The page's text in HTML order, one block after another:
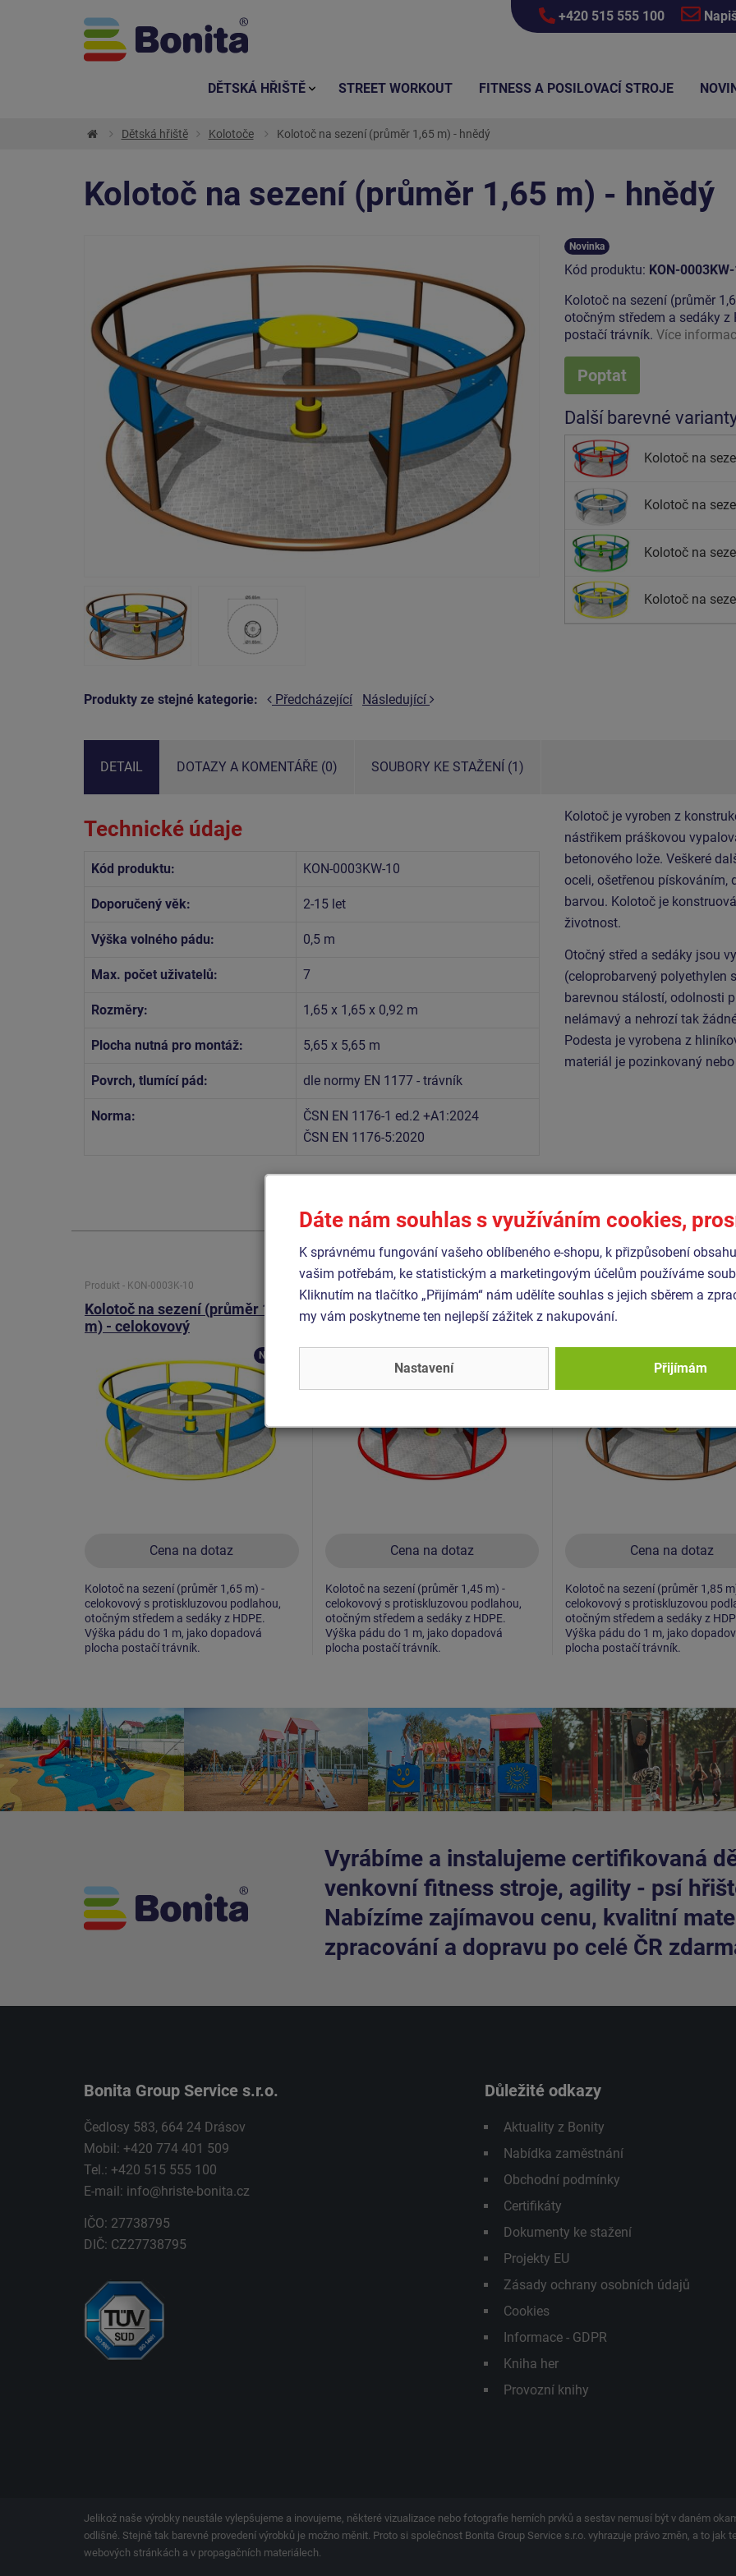
+420 515 555 100
Dětská hřiště Kolotoče Kolotoč na sezení (průměr 1,65 m) - hnědý
Kolotoč na sezení (průměr 1,65 m) - hnědý
Produkty ze stejné kategorie: Předcházející Následující
Novinka
Kód produktu: KON-
Kolotoč na sezení (průměr
otočným středem a sedáky z
postačí trávník. Více
Poptat
Další barevné
Kolotoč na
Kolotoč na
Kolotoč na
Kolotoč na
DETAIL DOTAZY A KOMENTÁŘE (0) SOUBORY KE STAŽENÍ (1)
Technické údaje
Kód produktu: KON-0003KW-10
Doporučený věk: 2-15 let
Výška volného pádu: 0,5 m
Max. počet uživatelů: 7
Rozměry: 1,65 x 1,65 x 0,92 m
Plocha nutná pro montáž: 5,65 x 5,65 m
Povrch, tlumící pád: dle normy EN 1177 - trávník
Norma:
ČSN EN 1176-1 ed.2 +A1:2024
ČSN EN 1176-5:2020
Kolotoč je vyroben z
nástřikem práškovou
betonového lože. Veškeré
oceli, ošetřenou
barvou. Kolotoč je
životnost.
Otočný střed a sedáky jsou
(celoprobarvený polyethylen
barevnou stálostí, odolnosti
nelámavý a nehrozí tak
Podesta je vyrobena z
materiál je pozinkovaný nebo
Podobnézboží
Produkt - KON-0003K-10
Kolotoč na sezení (průměr 1,65
m) - celokovový
Cena na dotaz
Novinka
Kolotoč na sezení (průměr 1,65 m) -
celokovový s protiskluzovou podlahou,
otočným středem a sedáky z HDPE.
Výška pádu do 1 m, jako dopadová
plocha postačí trávník.
Kolotoč na sezení (průměr 1,45
m) - celokovový
Cena na dotaz
Kolotoč na sezení (průměr 1,45 m) -
celokovový s protiskluzovou podlahou,
otočným středem a sedáky z HDPE.
Výška pádu do 1 m, jako dopadová
plocha postačí trávník.
Kolotoč na sezení (průměr
m) - celokovový
Cena na dotaz
Kolotoč na sezení (průměr 1,85
celokovový s protiskluzovou
otočným středem a sedáky z
Výška pádu do 1 m, jako
plocha postačí trávník.
Vyrábíme a instalujeme certifikovaná
venkovní fitness stroje, agility - psí
Nabízíme zajímavou cenu, kvalitní
zpracování a dopravu po celé ČR
Bonita Group Service s.r.o.
Čedlosy 583, 664 24 Drásov
Mobil: +420 774 401 509
Tel.: +420 515 555 100
E-mail: info@hriste-bonita.cz
IČO: 27738795
DIČ: CZ27738795
Důležité odkazy
Aktuality z Bonity
Nabídka zaměstnání
Obchodní podmínky
Certifikáty
Dokumenty ke stažení
Projekty EU
Zásady ochrany osobních údajů
Cookies
Informace - GDPR
Kniha her
Provozní knihy
Jelikož naše výrobky neustále vylepšujeme a inovujeme, některé vizualizace nebo fotografie herních prvků a sestav nemusí být v daném
odlišné. Stejně tak barevné provedení výrobků je možno měnit. Proto si společnost Bonita Group Service s.r.o. vyhrazuje právo změn, a to
webových stránkách a v propagačních materiálech.
DĚTSKÁ HŘIŠTĚ STREET WORKOUT FITNESS A POSILOVACÍ STROJE
Dáte nám souhlas s využíváním cookies,
K správnému fungování vašeho oblíbeného e-shopu, k přizpůsobení
vašim potřebám, ke statistickým a marketingovým účelům používáme
Kliknutím na tlačítko „Přijímám“ nám udělíte souhlas s jejich sběrem a
my vám poskytneme ten nejlepší zážitek z nakupování.
Nastavení Přijímám